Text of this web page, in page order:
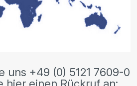
uns +49 (0) 5121 7609-0
hier einen Rückruf an: